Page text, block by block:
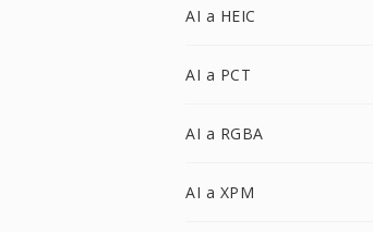
AI a HEIC
AI a PCT
AI a RGBA
AI a XPM